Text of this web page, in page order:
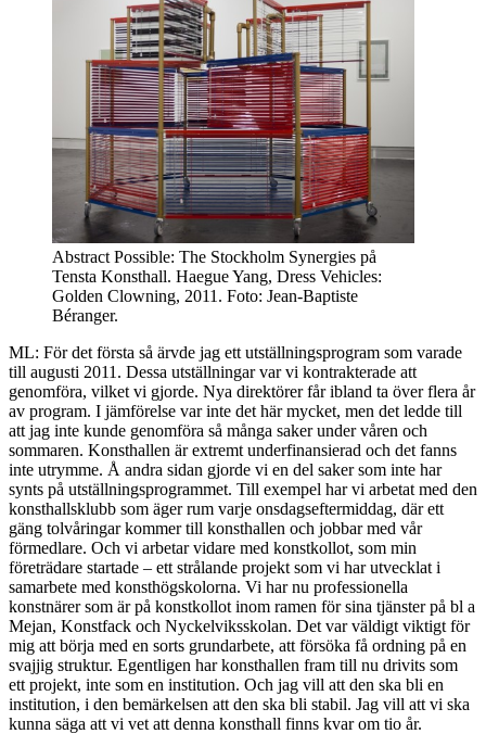
Abstract Possible: The Stockholm Synergies på
Tensta Konsthall. Haegue Yang, Dress Vehicles:
Golden Clowning, 2011. Foto: Jean-Baptiste
Béranger.
ML: För det första så ärvde jag ett utställningsprogram som varade
till augusti 2011. Dessa utställningar var vi kontrakterade att
genomföra, vilket vi gjorde. Nya direktörer får ibland ta över flera år
av program. I jämförelse var inte det här mycket, men det ledde till
att jag inte kunde genomföra så många saker under våren och
sommaren. Konsthallen är extremt underfinansierad och det fanns
inte utrymme. Å andra sidan gjorde vi en del saker som inte har
synts på utställningsprogrammet. Till exempel har vi arbetat med den
konsthallsklubb som äger rum varje onsdagseftermiddag, där ett
gäng tolvåringar kommer till konsthallen och jobbar med vår
förmedlare. Och vi arbetar vidare med konstkollot, som min
företrädare startade – ett strålande projekt som vi har utvecklat i
samarbete med konsthögskolorna. Vi har nu professionella
konstnärer som är på konstkollot inom ramen för sina tjänster på bl a
Mejan, Konstfack och Nyckelviksskolan. Det var väldigt viktigt för
mig att börja med en sorts grundarbete, att försöka få ordning på en
svajjig struktur. Egentligen har konsthallen fram till nu drivits som
ett projekt, inte som en institution. Och jag vill att den ska bli en
institution, i den bemärkelsen att den ska bli stabil. Jag vill att vi ska
kunna säga att vi vet att denna konsthall finns kvar om tio år.